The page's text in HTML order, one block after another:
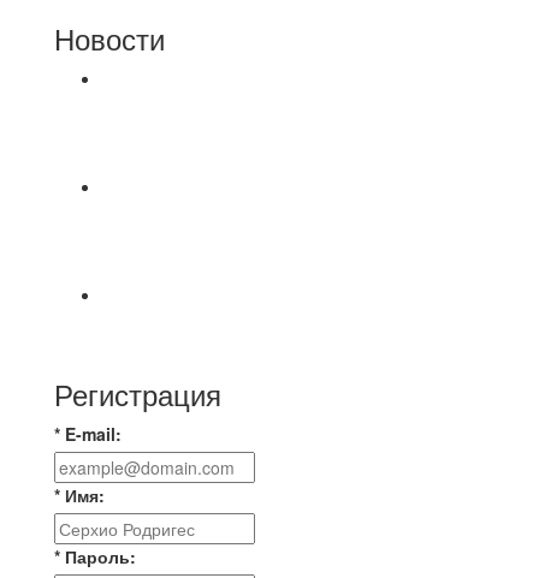
Новости
Регистрация
* E-mail:
* Имя:
* Пароль: